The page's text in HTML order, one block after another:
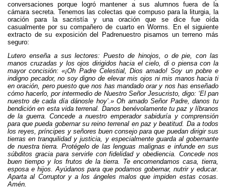
conversaciones porque logró mantener a sus alumnos fuera de la
cámara secreta. Tenemos las colectas que compuso para la liturgia, la
oración para la sacristía y una oración que se dice fue oída
casualmente por su compañero de cuarto en Worms. En el siguiente
extracto de su exposición del Padrenuestro pisamos un terreno más
seguro:
Lutero enseña a sus lectores: Puesto de hinojos, o de pie, con las
manos cruzadas y los ojos dirigidos hacia el cielo, di o piensa con la
mayor concisión: «¡Oh Padre Celestial, Dios amado! Soy un pobre e
indigno pecador, no soy digno de elevar mis ojos ni mis manos hacia ti
en oración, pero puesto que nos has mandado orar y nos has enseñado
cómo hacerlo, por intermedio de Nuestro Señor Jesucristo, digo: ‘El pan
nuestro de cada día dánosle hoy’.» Oh amado Señor Padre, danos tu
bendición en esta vida terrenal. Danos benévolamente tu paz y líbranos
de la guerra. Concede a nuestro emperador sabiduría y comprensión
para que pueda gobernar su reino terrenal en paz y beatitud. Da a todos
los reyes, príncipes y señores buen consejo para que puedan dirigir sus
tierras en tranquilidad y justicia, y especialmente guarda al gobernante
de nuestra tierra. Protégelo de las lenguas malignas e infunde en sus
súbditos gracia para servirle con fidelidad y obediencia. Concede nos
buen tiempo y los frutos de la tierra. Te encomendamos casa, tierra,
esposa e hijos. Ayúdanos para que podamos gobernar, nutrir y educar.
Aparta al Corruptor y a los ángeles malos que impiden estas cosas.
Amén.